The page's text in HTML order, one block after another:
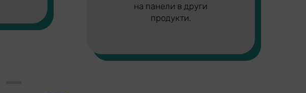
на панели в други
продукти.